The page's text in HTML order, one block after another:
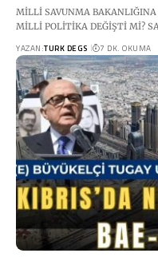
MİLLİ SAVUNMA
MİLLİ POLİTİKA DEĞİŞTİ Mİ?
YAZAN:TURK DEGS 7 DK. OKUMA